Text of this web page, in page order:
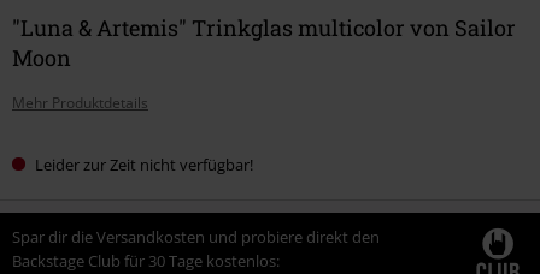
"Luna & Artemis" Trinkglas multicolor von Sailor
Moon
Mehr Produktdetails
Leider zur Zeit nicht verfügbar!
Spar dir die Versandkosten und probiere direkt den
Backstage Club für 30 Tage kostenlos: